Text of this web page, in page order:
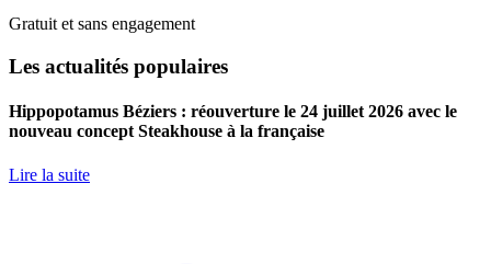
Gratuit et sans engagement
Les actualités populaires
Hippopotamus Béziers : réouverture le 24 juillet 2026 avec le
nouveau concept Steakhouse à la française
Lire la suite